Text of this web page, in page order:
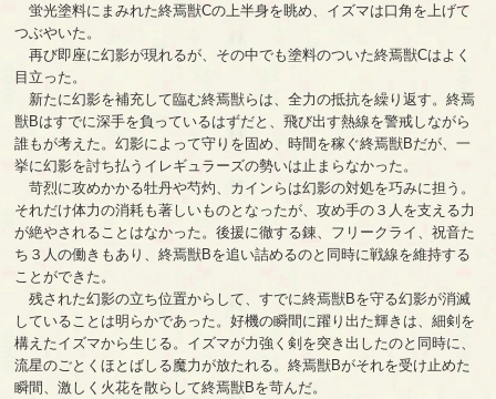
蛍光塗料にまみれた終焉獣Cの上半身を眺め、イズマは口角を上げて
つぶやいた。
再び即座に幻影が現れるが、その中でも塗料のついた終焉獣Cはよく
目立った。
新たに幻影を補充して臨む終焉獣らは、全力の抵抗を繰り返す。終焉
獣Bはすでに深手を負っているはずだと、飛び出す熱線を警戒しながら
誰もが考えた。幻影によって守りを固め、時間を稼ぐ終焉獣Bだが、一
挙に幻影を討ち払うイレギュラーズの勢いは止まらなかった。
苛烈に攻めかかる牡丹や芍灼、カインらは幻影の対処を巧みに担う。
それだけ体力の消耗も著しいものとなったが、攻め手の３人を支える力
が絶やされることはなかった。後援に徹する錬、フリークライ、祝音た
ち３人の働きもあり、終焉獣Bを追い詰めるのと同時に戦線を維持する
ことができた。
残された幻影の立ち位置からして、すでに終焉獣Bを守る幻影が消滅
していることは明らかであった。好機の瞬間に躍り出た輝きは、細剣を
構えたイズマから生じる。イズマが力強く剣を突き出したのと同時に、
流星のごとくほとばしる魔力が放たれる。終焉獣Bがそれを受け止めた
瞬間、激しく火花を散らして終焉獣Bを苛んだ。